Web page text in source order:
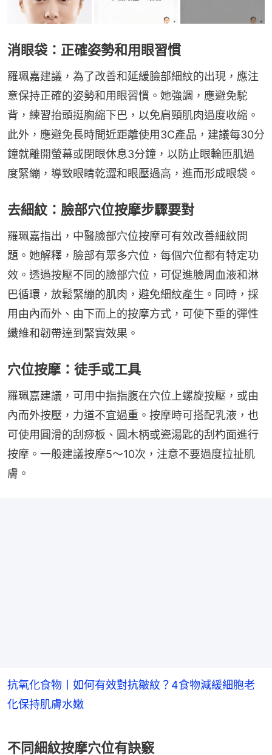
消眼袋：正確姿勢和用眼習慣
羅珮嘉建議，為了改善和延緩臉部細紋的出現，應注
意保持正確的姿勢和用眼習慣。她強調，應避免駝
背，練習抬頭挺胸縮下巴，以免肩頸肌肉過度收縮。
此外，應避免長時間近距離使用3C產品，建議每30分
鐘就離開螢幕或閉眼休息3分鐘，以防止眼輪匝肌過
度緊繃，導致眼睛乾澀和眼壓過高，進而形成眼袋。
去細紋：臉部穴位按摩步驟要對
羅珮嘉指出，中醫臉部穴位按摩可有效改善細紋問
題。她解釋，臉部有眾多穴位，每個穴位都有特定功
效。透過按壓不同的臉部穴位，可促進臉周血液和淋
巴循環，放鬆緊繃的肌肉，避免細紋產生。同時，採
用由內而外、由下而上的按摩方式，可使下垂的彈性
纖維和韌帶達到緊實效果。
穴位按摩：徒手或工具
羅珮嘉建議，可用中指指腹在穴位上螺旋按壓，或由
內而外按壓，力道不宜過重。按摩時可搭配乳液，也
可使用圓滑的刮痧板、圓木柄或瓷湯匙的刮杓面進行
按摩。一般建議按摩5～10次，注意不要過度拉扯肌
膚。
抗氧化食物丨如何有效對抗皺紋？4食物減緩細胞老
化保持肌膚水嫩
不同細紋按摩穴位有訣竅